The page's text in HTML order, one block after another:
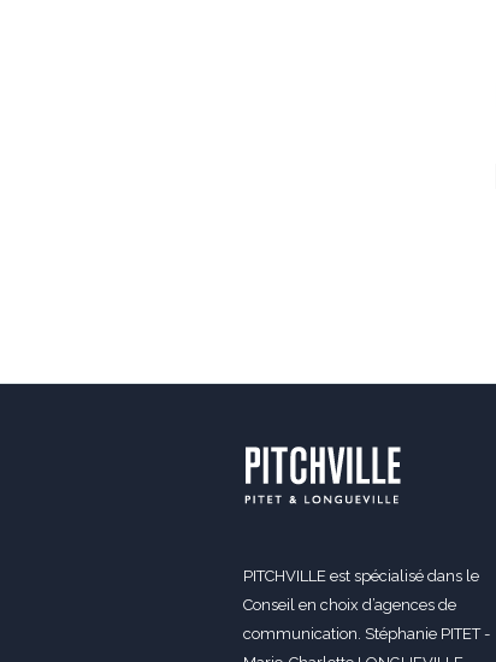
PITCHVILLE est spécialisé dans le
Conseil en choix d’agences de
communication. Stéphanie PITET -